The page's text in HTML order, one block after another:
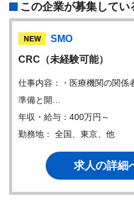
この企業が募集してい
NEW
SMO
CRC（未経験可能）
仕事内容：・医療機関の関係
準備と開…
年収・給与：400万円～
勤務地： 全国、東京、他
求人の詳細